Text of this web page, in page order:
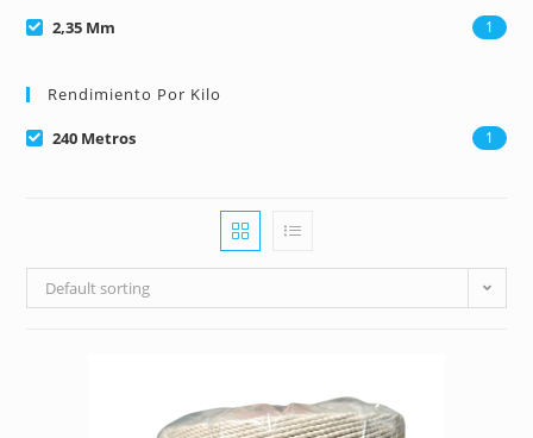
2,35 Mm 1
Rendimiento Por Kilo
240 Metros 1
Default sorting